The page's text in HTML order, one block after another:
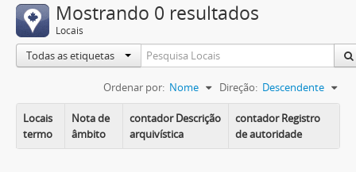
Mostrando 0 resultados
Locais
Todas as etiquetas
Ordenar por: Nome Direção: Descendente
Locais
termo
Nota de
âmbito
contador Descrição
arquivística
contador Registro
de autoridade